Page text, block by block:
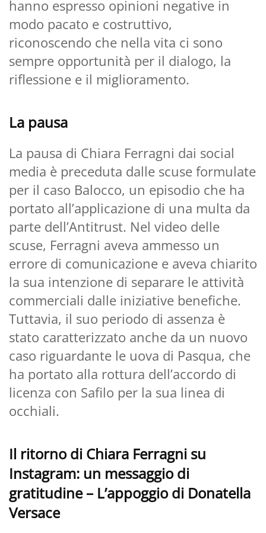
hanno espresso opinioni negative in
modo pacato e costruttivo,
riconoscendo che nella vita ci sono
sempre opportunità per il dialogo, la
riflessione e il miglioramento.
La pausa
La pausa di Chiara Ferragni dai social
media è preceduta dalle scuse formulate
per il caso Balocco, un episodio che ha
portato all’applicazione di una multa da
parte dell’Antitrust. Nel video delle
scuse, Ferragni aveva ammesso un
errore di comunicazione e aveva chiarito
la sua intenzione di separare le attività
commerciali dalle iniziative benefiche.
Tuttavia, il suo periodo di assenza è
stato caratterizzato anche da un nuovo
caso riguardante le uova di Pasqua, che
ha portato alla rottura dell’accordo di
licenza con Safilo per la sua linea di
occhiali.
Il ritorno di Chiara Ferragni su
Instagram: un messaggio di
gratitudine – L’appoggio di Donatella
Versace